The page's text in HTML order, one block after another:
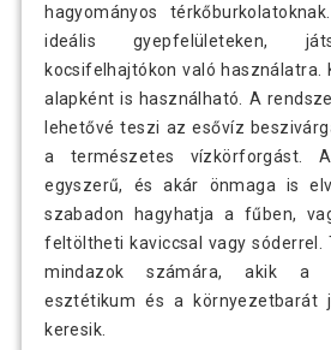
hagyományos
ideális gyepfelületeken,
kocsifelhajtókon való használatra.
alapként is használható. A
lehetővé teszi az esővíz
a természetes vízkörforgást.
egyszerű, és akár önmaga is
szabadon hagyhatja a fűben,
feltöltheti kaviccsal vagy sóderrel.
mindazok számára, akik a
esztétikum és a környezetbarát
keresik.